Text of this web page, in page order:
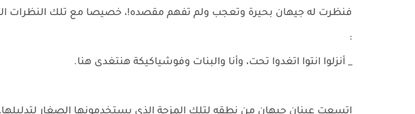
فنظرت له جيهان بحيرة وتعجب ولم تفهم مقصده!، خصيصا مع تلك النظرات
:
_ أنزلوا انتوا اتغدوا تحت، وأنا والبنات وفوشياكيكة هنتغدى هنا.